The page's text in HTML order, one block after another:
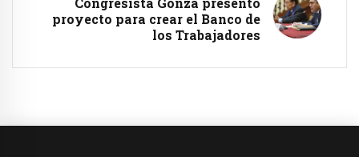
proyecto para crear el Banco de
los Trabajadores